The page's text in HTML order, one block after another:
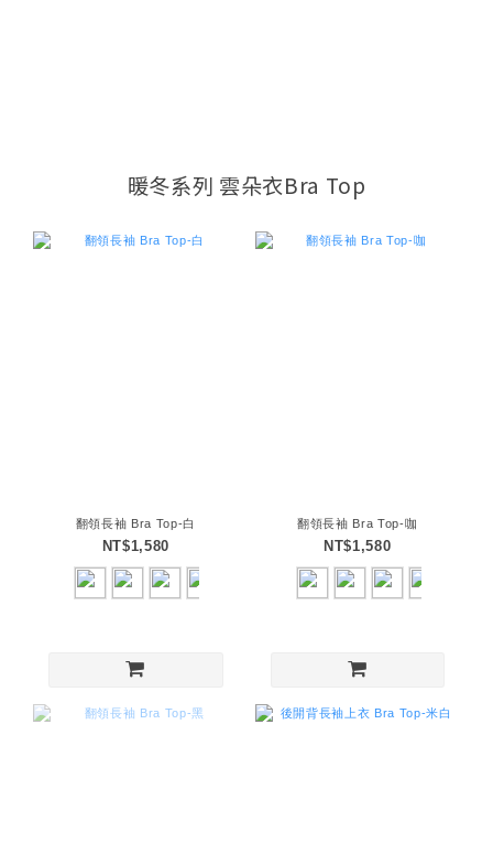
暖冬系列 雲朵衣Bra Top
翻領長袖 Bra Top-白
NT$1,580
翻領長袖 Bra Top-咖
NT$1,580